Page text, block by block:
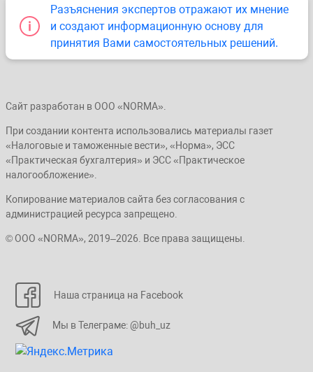
Разъяснения экспертов отражают их мнение
и создают информационную основу для
принятия Вами самостоятельных решений.
Сайт разработан в ООО «NORMA».
При создании контента использовались материалы газет
«Налоговые и таможенные вести», «Норма», ЭСС
«Практическая бухгалтерия» и ЭСС «Практическое
налогообложение».
Копирование материалов сайта без согласования с
администрацией ресурса запрещено.
© ООО «NORMA», 2019–2026. Все права защищены.
Наша страница на Facebook
Мы в Телеграме: @buh_uz